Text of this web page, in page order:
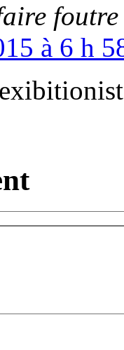
foutre
à 6 h